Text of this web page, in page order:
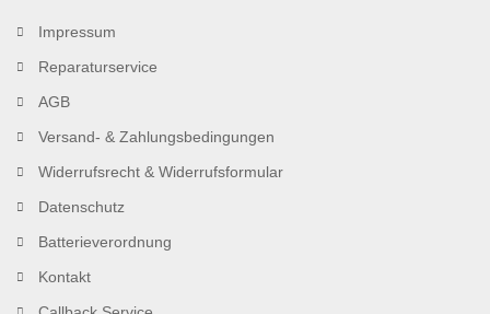
Impressum
Reparaturservice
AGB
Versand- & Zahlungsbedingungen
Widerrufsrecht & Widerrufsformular
Datenschutz
Batterieverordnung
Kontakt